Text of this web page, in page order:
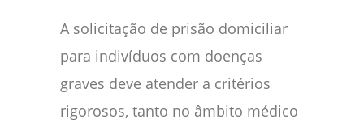
A solicitação de prisão domiciliar
para indivíduos com doenças
graves deve atender a critérios
rigorosos, tanto no âmbito médico